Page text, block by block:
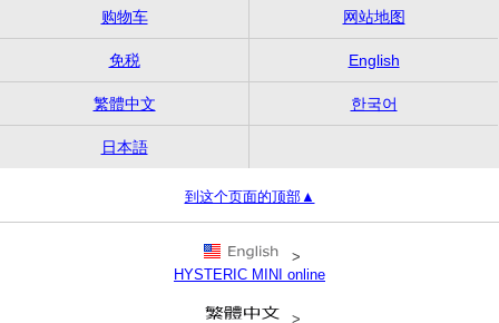
购物车 网站地图
免税 English
繁體中文 한국어
日本語
到这个页面的顶部▲
>
HYSTERIC MINI online
>